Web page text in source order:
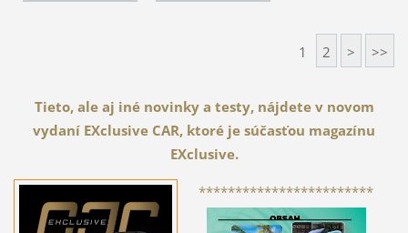
1 2 > >>
Tieto, ale aj iné novinky a testy, nájdete v novom
vydaní EXclusive CAR, ktoré je súčasťou magazínu
EXclusive.
************************